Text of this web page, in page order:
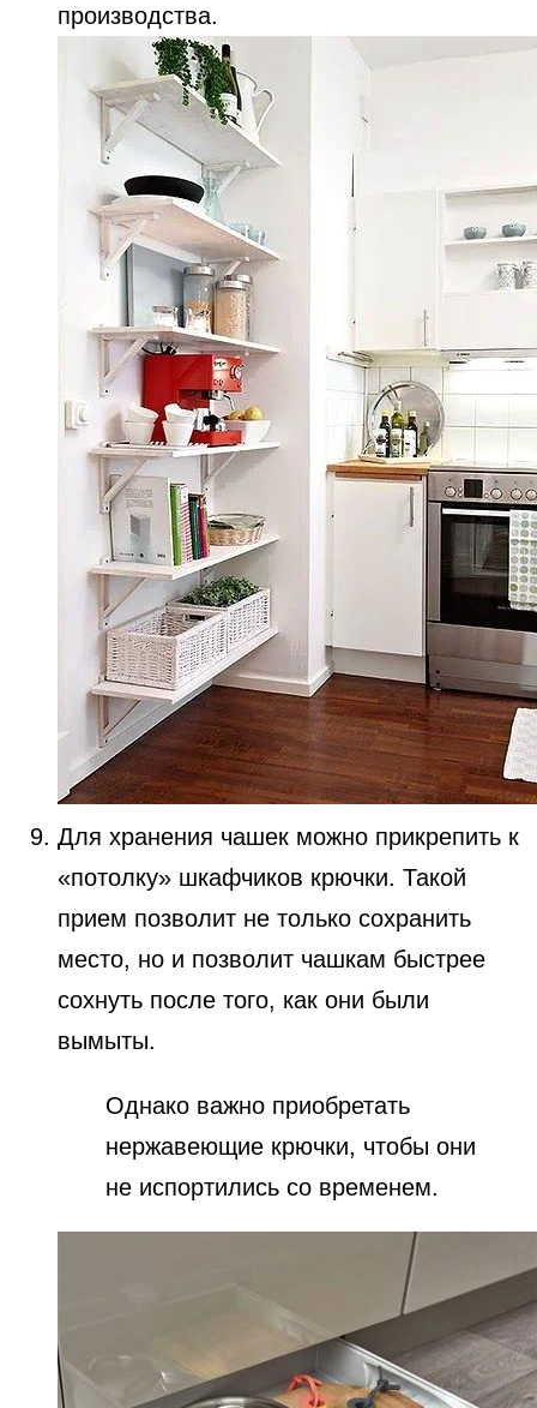
производства.
Для хранения чашек можно прикрепить к
«потолку» шкафчиков крючки. Такой
прием позволит не только сохранить
место, но и позволит чашкам быстрее
сохнуть после того, как они были
вымыты.
Однако важно приобретать
нержавеющие крючки, чтобы они
не испортились со временем.